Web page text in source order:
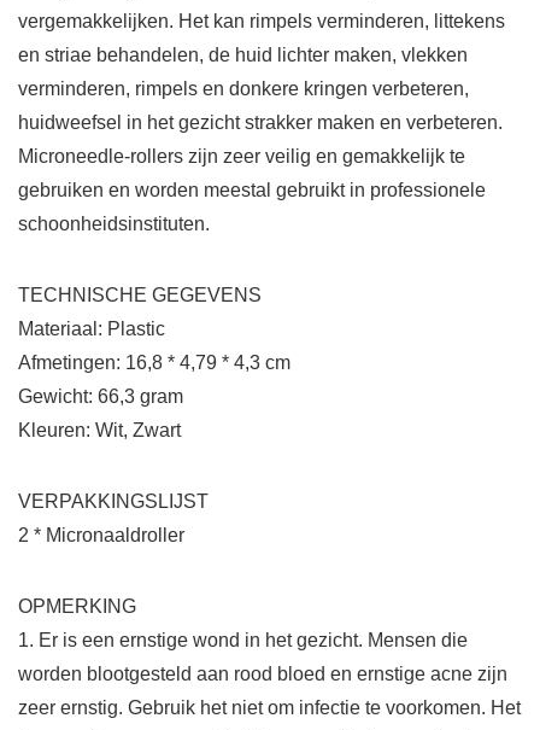
vergemakkelijken. Het kan rimpels verminderen, littekens
en striae behandelen, de huid lichter maken, vlekken
verminderen, rimpels en donkere kringen verbeteren,
huidweefsel in het gezicht strakker maken en verbeteren.
Microneedle-rollers zijn zeer veilig en gemakkelijk te
gebruiken en worden meestal gebruikt in professionele
schoonheidsinstituten.
TECHNISCHE GEGEVENS
Materiaal: Plastic
Afmetingen: 16,8 * 4,79 * 4,3 cm
Gewicht: 66,3 gram
Kleuren: Wit, Zwart
VERPAKKINGSLIJST
2 * Micronaaldroller
OPMERKING
1. Er is een ernstige wond in het gezicht. Mensen die
worden blootgesteld aan rood bloed en ernstige acne zijn
zeer ernstig. Gebruik het niet om infectie te voorkomen. Het